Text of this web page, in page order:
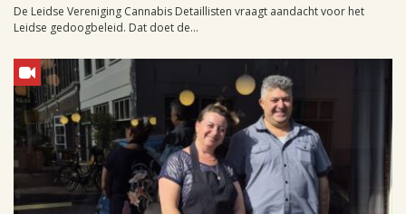
De Leidse Vereniging Cannabis Detaillisten vraagt aandacht voor het
Leidse gedoogbeleid. Dat doet de...